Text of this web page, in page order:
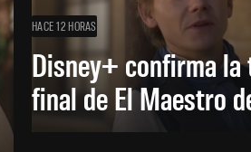
HACE 12 HORAS
Disney+ confirma la
final de El Maestro